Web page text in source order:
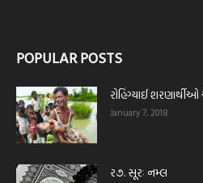
POPULAR POSTS
રોહિંગ્યાઈ
January 7, 2018
ર૭. સૂરઃ નમ્લ